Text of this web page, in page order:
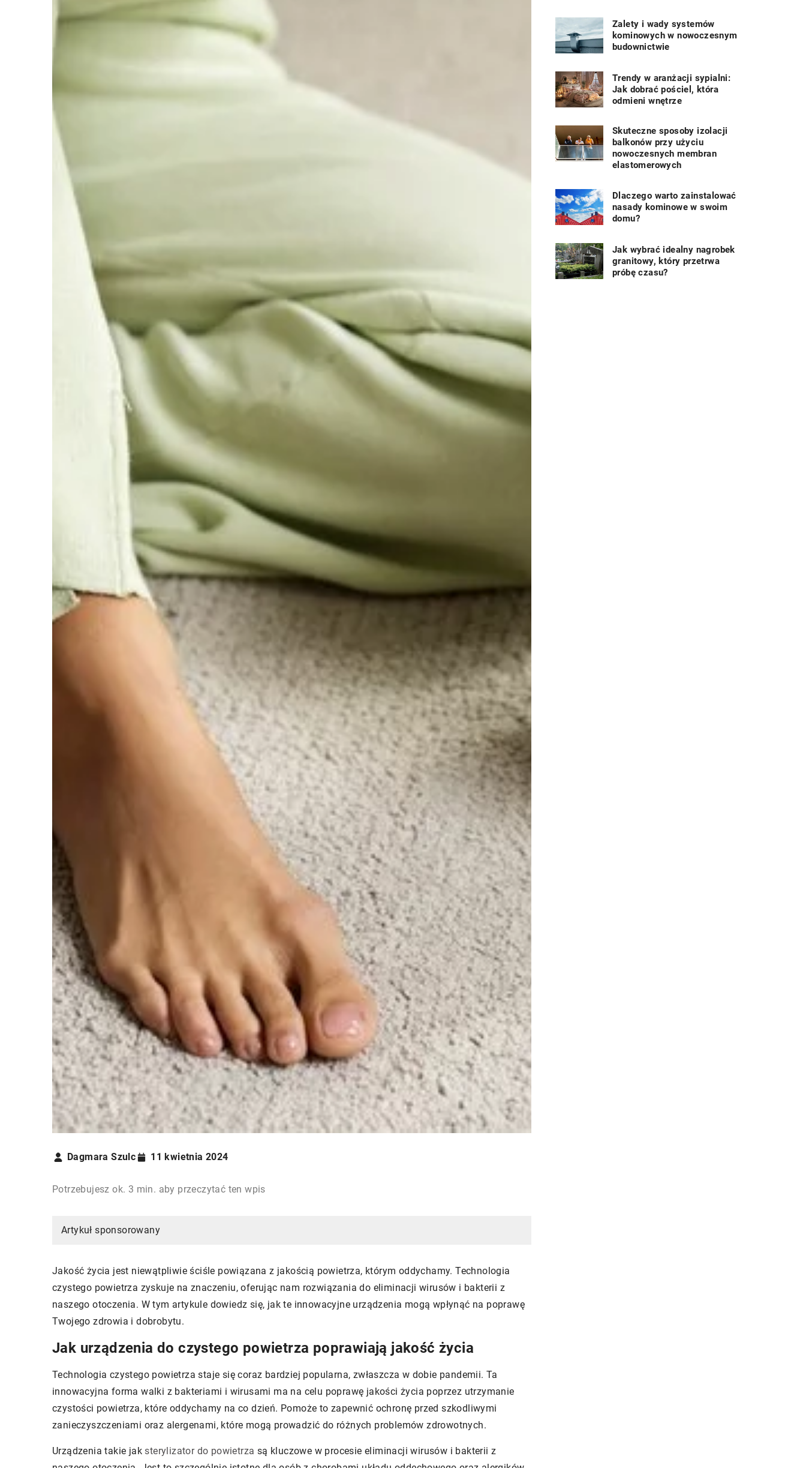
Dagmara Szulc 11 kwietnia 2024
Potrzebujesz ok. 3 min. aby przeczytać ten wpis
Artykuł sponsorowany
Jakość życia jest niewątpliwie ściśle powiązana z jakością powietrza, którym oddychamy. Technologia
czystego powietrza zyskuje na znaczeniu, oferując nam rozwiązania do eliminacji wirusów i bakterii z
naszego otoczenia. W tym artykule dowiedz się, jak te innowacyjne urządzenia mogą wpłynąć na poprawę
Twojego zdrowia i dobrobytu.
Jak urządzenia do czystego powietrza poprawiają jakość życia
Technologia czystego powietrza staje się coraz bardziej popularna, zwłaszcza w dobie pandemii. Ta
innowacyjna forma walki z bakteriami i wirusami ma na celu poprawę jakości życia poprzez utrzymanie
czystości powietrza, które oddychamy na co dzień. Pomoże to zapewnić ochronę przed szkodliwymi
zanieczyszczeniami oraz alergenami, które mogą prowadzić do różnych problemów zdrowotnych.
Urządzenia takie jaksterylizator do powietrza są kluczowe w procesie eliminacji wirusów i bakterii z
Zalety i wady systemów
kominowych w nowoczesnym
budownictwie
Trendy w aranżacji sypialni:
Jak dobrać pościel, która
odmieni wnętrze
Skuteczne sposoby izolacji
balkonów przy użyciu
nowoczesnych membran
elastomerowych
Dlaczego warto zainstalować
nasady kominowe w swoim
domu?
Jak wybrać idealny nagrobek
granitowy, który przetrwa
próbę czasu?